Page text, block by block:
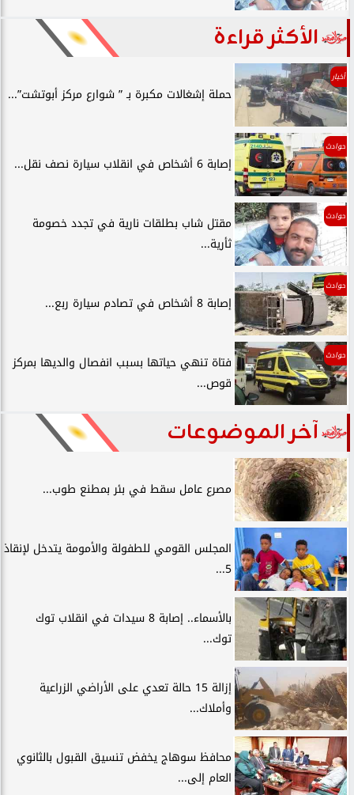
الأكثر قراءة
أخبار
حملة إشغالات مكبرة بـ ” شوارع مركز أبوتشت”...
حوادث
إصابة 6 أشخاص في انقلاب سيارة نصف نقل...
حوادث
مقتل شاب بطلقات نارية في تجدد خصومة
ثأرية...
حوادث
إصابة 8 أشخاص في تصادم سيارة ربع...
حوادث
فتاة تنهي حياتها بسبب انفصال والديها بمركز
قوص...
آخر الموضوعات
مصرع عامل سقط في بئر بمطنع طوب...
المجلس القومي للطفولة والأمومة يتدخل لإنقاذ
5...
بالأسماء.. إصابة 8 سيدات في انقلاب توك
توك...
إزالة 15 حالة تعدي على الأراضي الزراعية
وأملاك...
محافظ سوهاج يخفض تنسيق القبول بالثانوي
العام إلى...